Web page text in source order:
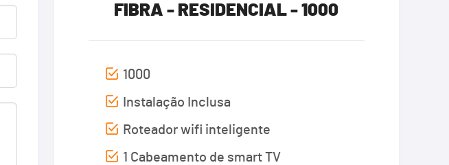
FIBRA - RESIDENCIAL - 1000
1000
Instalação Inclusa
Roteador wifi inteligente
1 Cabeamento de smart TV